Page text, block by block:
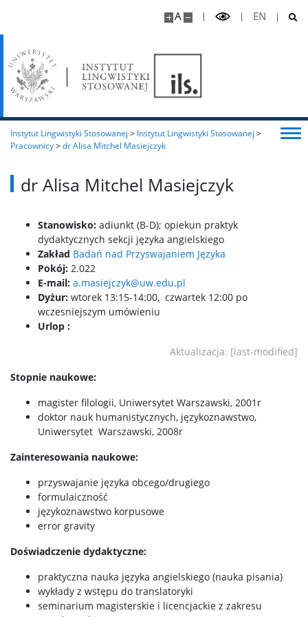
A EN
IPSKT
Informacje ogólne
Nasi eksperci
Rekrutacja
Program studiów
Plan zajęć dla Interdyscyplinarnego Studium
Kształcenia Tłumaczy IPSKT
Terminy sesji zdalnych
Ogłoszenia
Kontakt
Plan budynku
50-lecie ILS
Instytut Lingwistyki Stosowanej > Instytut Lingwistyki Stosowanej >
Pracownicy>dr Alisa Mitchel Masiejczyk
dr Alisa Mitchel Masiejczyk
Stanowisko: adiunkt (B-D); opiekun praktyk
dydaktycznych sekcji języka angielskiego
Zakład Badań nad Przyswajaniem Języka
Pokój: 2.022
E-mail: a.masiejczyk@uw.edu.pl
Dyżur: wtorek 13:15-14:00, czwartek 12:00 po
wczesniejszym umówieniu
Urlop :
Aktualizacja: [last-modified]
Stopnie naukowe:
magister filologii, Uniwersytet Warszawski, 2001r
doktor nauk humanistycznych, językoznawstwo,
Uniwersytet Warszawski, 2008r
Zainteresowania naukowe:
przyswajanie języka obcego/drugiego
formulaiczność
językoznawstwo korpusowe
error gravity
Doświadczenie dydaktyczne:
praktyczna nauka języka angielskiego (nauka pisania)
wykłady z wstępu do translatoryki
seminarium magisterskie i licencjackie z zakresu